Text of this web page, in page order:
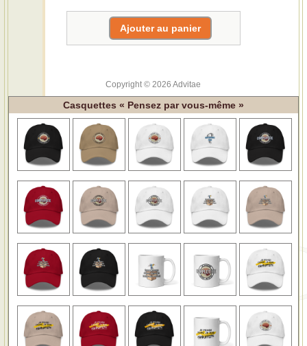
Copyright © 2026 Advitae
Casquettes « Pensez par vous-même »